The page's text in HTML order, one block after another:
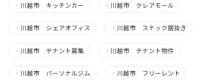
・ 川越市 キッチンカー ・ 川越市 クレアモール
・ 川越市 シェアオフィス ・ 川越市 スナック居抜き
・ 川越市 テナント募集 ・ 川越市 テナント物件
・ 川越市 パーソナルジム ・ 川越市 フリーレント